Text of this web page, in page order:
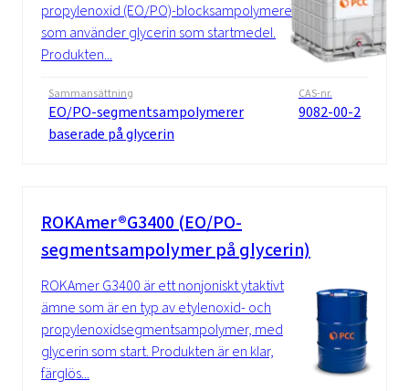
propylenoxid (EO/PO)-blocksampolymerer
som använder glycerin som startmedel.
Produkten...
Sammansättning
EO/PO-segmentsampolymerer
baserade på glycerin
CAS-nr.
9082-00-2
ROKAmer®G3400 (EO/PO-
segmentsampolymer på glycerin)
ROKAmer G3400 är ett nonjoniskt ytaktivt
ämne som är en typ av etylenoxid- och
propylenoxidsegmentsampolymer, med
glycerin som start. Produkten är en klar,
färglös...